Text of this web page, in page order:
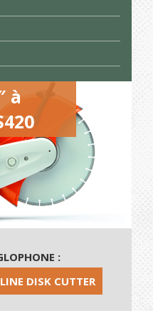
à
:
DISK CUTTER